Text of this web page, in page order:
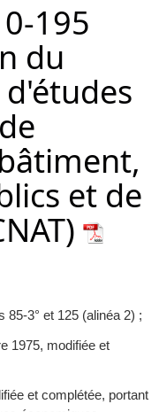
195
du
et de
85-3° et 125 (alinéa 2) ;
1975, modifiée et
et complétée, portant